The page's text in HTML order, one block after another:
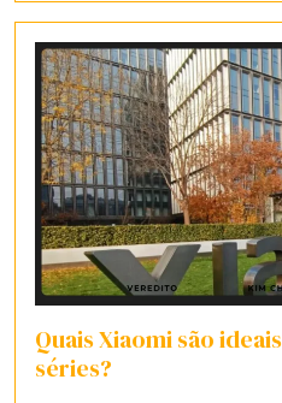
Quais Xiaomi são
séries?